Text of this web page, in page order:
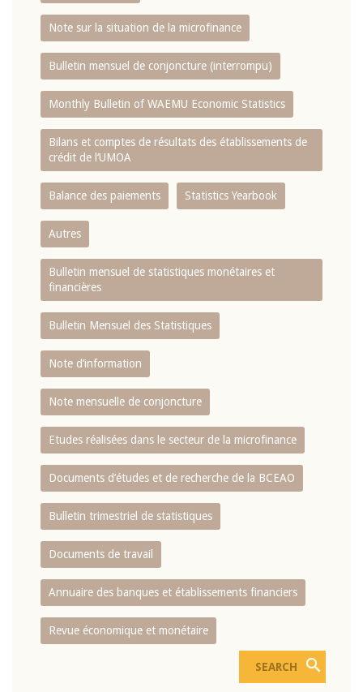
Note sur la situation de la microfinance
Bulletin mensuel de conjoncture (interrompu)
Monthly Bulletin of WAEMU Economic Statistics
Bilans et comptes de résultats des établissements de
crédit de l‘UMOA
Balance des paiements Statistics Yearbook
Autres
Bulletin mensuel de statistiques monétaires et
financières
Bulletin Mensuel des Statistiques
Note d’information
Note mensuelle de conjoncture
Etudes réalisées dans le secteur de la microfinance
Documents d’études et de recherche de la BCEAO
Bulletin trimestriel de statistiques
Documents de travail
Annuaire des banques et établissements financiers
Revue économique et monétaire